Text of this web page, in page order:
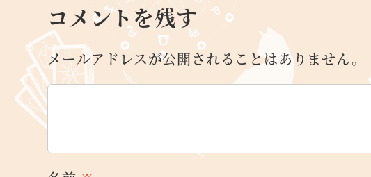
コメントを残す
メールアドレスが公開されることはありません。